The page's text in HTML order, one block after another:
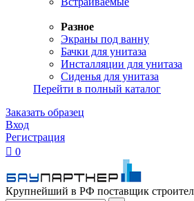
Разное
Экраны под ванну
Бачки для унитаза
Инсталляции для унитаза
Сиденья для унитаза
Перейти в полный каталог
Заказать образец
Вход
Регистрация
 0
Крупнейший в РФ поставщик